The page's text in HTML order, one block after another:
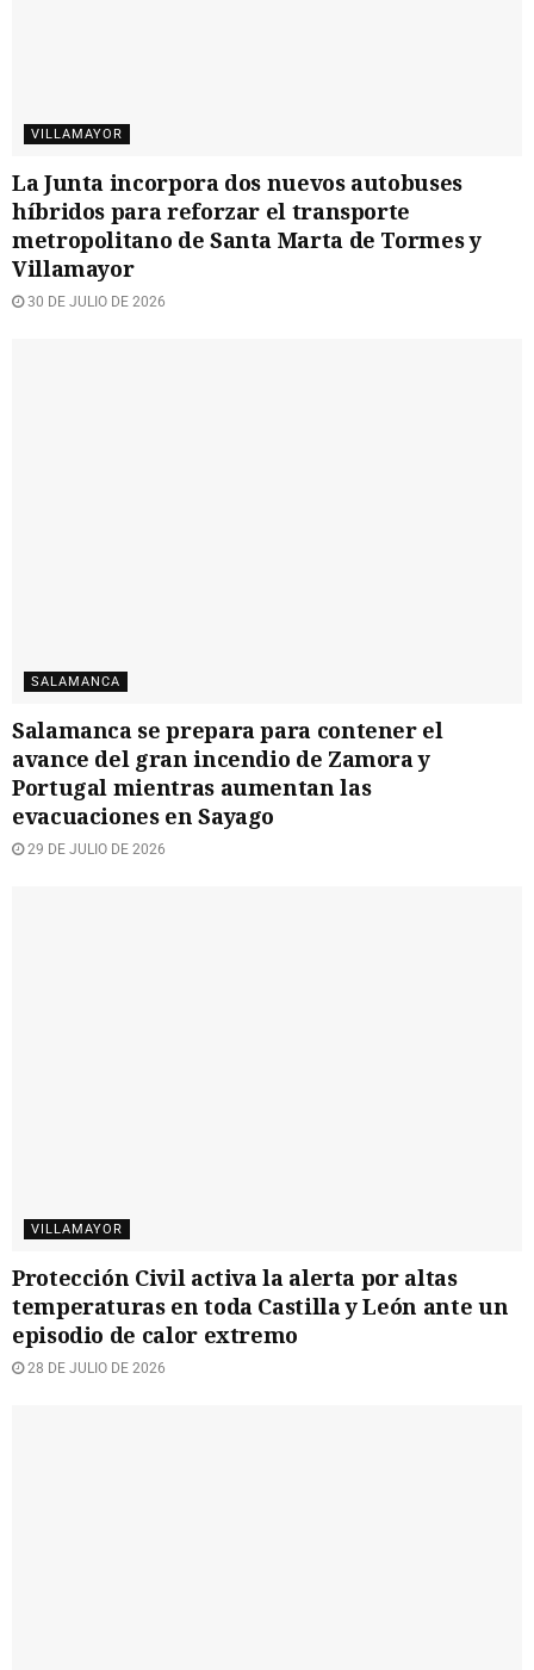
VILLAMAYOR
La Junta incorpora dos nuevos autobuses
híbridos para reforzar el transporte
metropolitano de Santa Marta de Tormes y
Villamayor
30 DE JULIO DE 2026
SALAMANCA
Salamanca se prepara para contener el
avance del gran incendio de Zamora y
Portugal mientras aumentan las
evacuaciones en Sayago
29 DE JULIO DE 2026
VILLAMAYOR
Protección Civil activa la alerta por altas
temperaturas en toda Castilla y León ante un
episodio de calor extremo
28 DE JULIO DE 2026